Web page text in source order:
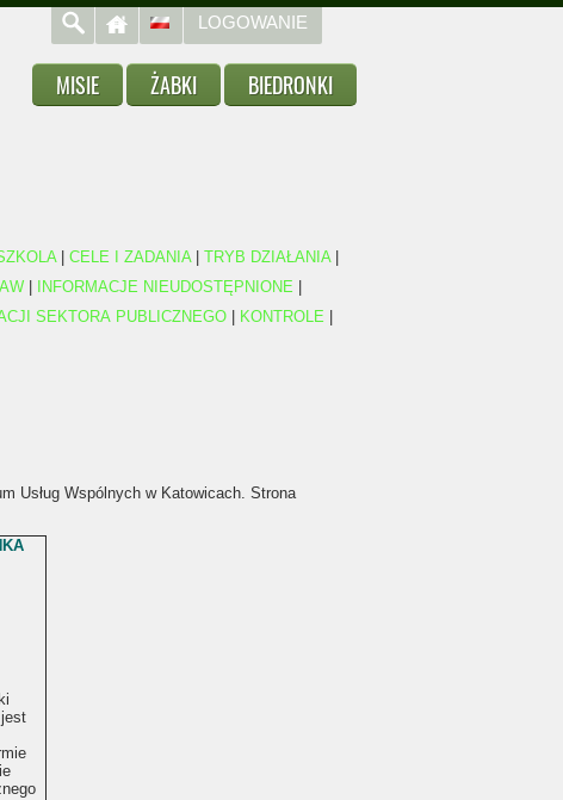
LOGOWANIE
MISIE ŻABKI BIEDRONKI
| CELE I ZADANIA| TRYB DZIAŁANIA|
INFORMACJE NIEUDOSTĘPNIONE
SEKTORA PUBLICZNEGO| KONTROLE
Usług Wspólnych w Katowicach. Strona